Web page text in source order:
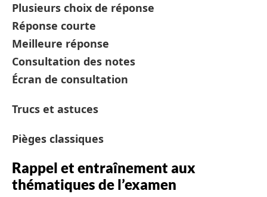
Plusieurs choix de réponse
Réponse courte
Meilleure réponse
Consultation des notes
Écran de consultation
Trucs et astuces
Pièges classiques
Rappel et entraînement aux
thématiques de l’examen